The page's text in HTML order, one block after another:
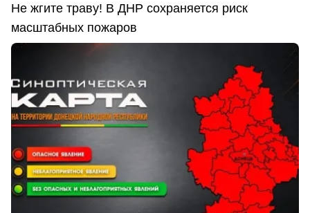
Не жгите траву! В ДНР сохраняется риск
масштабных пожаров